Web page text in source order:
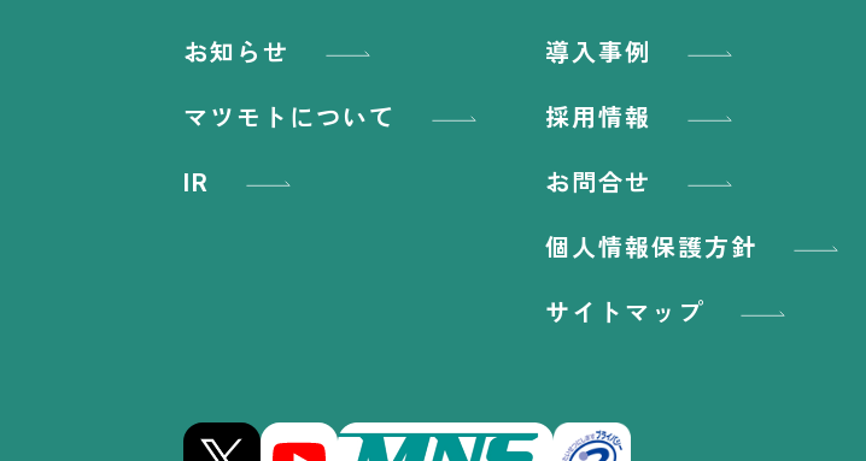
お知らせ
マツモトについて
IR
導入事例
採用情報
お問合せ
個人情報保護方針
サイトマップ